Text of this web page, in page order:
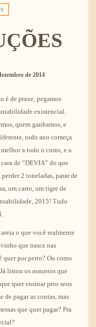
de 2014
é de praxe, pegamos
existencial.
quem ganhamos, e
todo ano começa
a todo o custo, e a
de “DEVIA” do que
2 toneladas, parar de
um carro, um tigre de
2015! Tudo
o que você realmente
que nasce nas
quer por perto? Ou como
listou os assuntos que
quer ensinar pros seus
pagar as contas, mas
que quer pagar? Pra